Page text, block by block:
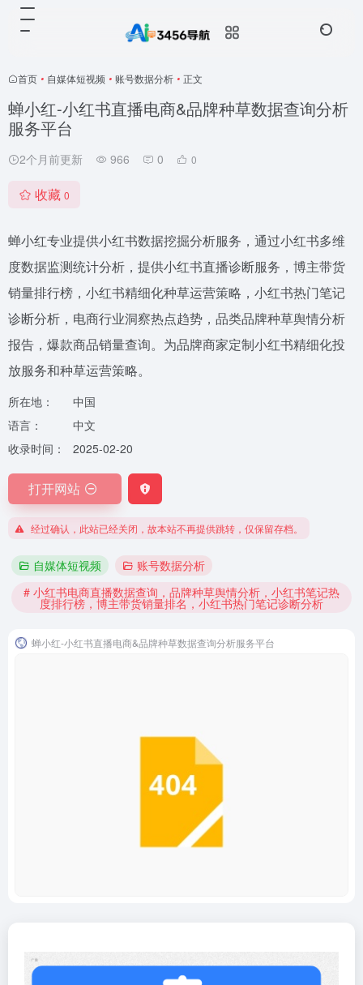
首页 • 自媒体短视频 • 账号数据分析 • 正文
蝉小红-小红书直播电商&品牌种草数据查询分析
服务平台
2个月前更新 966 0 0
收藏 0
蝉小红专业提供小红书数据挖掘分析服务，通过小红书多维
度数据监测统计分析，提供小红书直播诊断服务，博主带货
销量排行榜，小红书精细化种草运营策略，小红书热门笔记
诊断分析，电商行业洞察热点趋势，品类品牌种草舆情分析
报告，爆款商品销量查询。为品牌商家定制小红书精细化投
放服务和种草运营策略。
所在地：
中国
语言：
中文
收录时间：
2025-02-20
打开网站
经过确认，此站已经关闭，故本站不再提供跳转，仅保留存档。
自媒体短视频
账号数据分析
# 小红书电商直播数据查询，品牌种草舆情分析，小红书笔记热
度排行榜，博主带货销量排名，小红书热门笔记诊断分析
蝉小红-小红书直播电商&品牌种草数据查询分析服务平台